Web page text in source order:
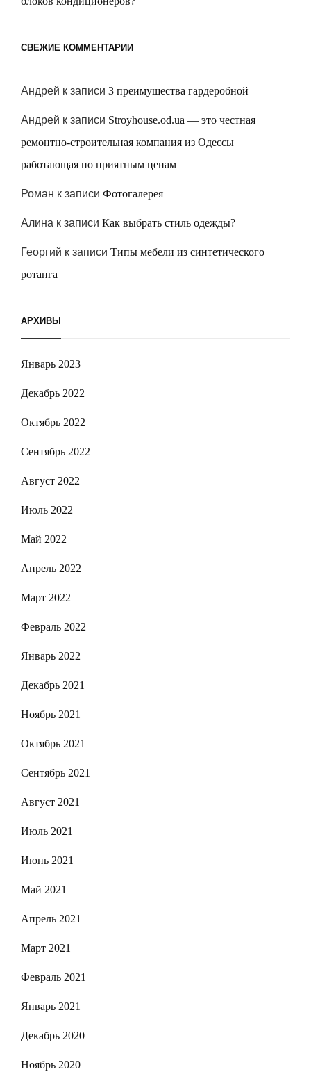
СВЕЖИЕ КОММЕНТАРИИ
Андрей к записи 3 преимущества гардеробной
Андрей к записи Stroyhouse.od.ua — это честная
ремонтно-строительная компания из Одессы
работающая по приятным ценам
Роман к записи Фотогалерея
Алина к записи Как выбрать стиль одежды?
Георгий к записи Типы мебели из синтетического
ротанга
АРХИВЫ
Январь 2023
Декабрь 2022
Октябрь 2022
Сентябрь 2022
Август 2022
Июль 2022
Май 2022
Апрель 2022
Март 2022
Февраль 2022
Январь 2022
Декабрь 2021
Ноябрь 2021
Октябрь 2021
Сентябрь 2021
Август 2021
Июль 2021
Июнь 2021
Май 2021
Апрель 2021
Март 2021
Февраль 2021
Январь 2021
Декабрь 2020
Ноябрь 2020